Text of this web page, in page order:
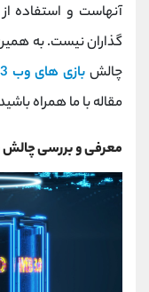
آنهاست و استفاده
گذاران نیست. به
چالشبازی های وب 3
مقاله با ما همراه
معرفی و بررسی چالش